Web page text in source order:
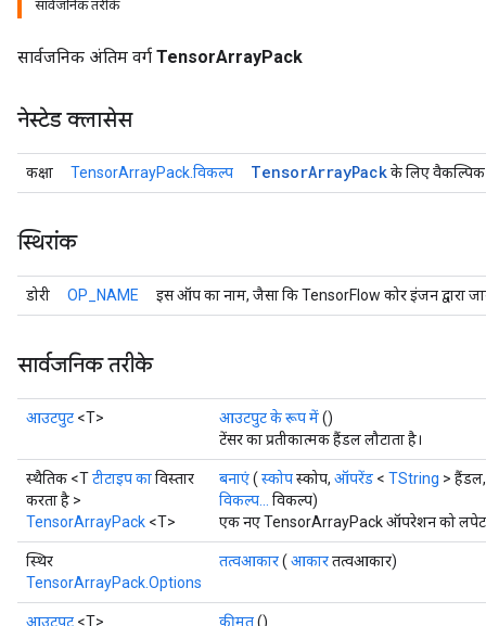
सार्वजनिक तरीके
सार्वजनिक अंतिम वर्ग TensorArrayPack
नेस्टेड क्लासेस
कक्षा TensorArrayPack.विकल्प TensorArrayPackके लिए वैकल्पिक
स्थिरांक
डोरी OP_NAME इस ऑप का नाम, जैसा कि TensorFlow कोर इंजन द्वारा
सार्वजनिक तरीके
आउटपुट <T> आउटपुट के रूप में()
टेंसर का प्रतीकात्मक हैंडल लौटाता है।
स्थैतिक <Tटीटाइप काविस्तार
करता है >
TensorArrayPack <T>
बनाएं( स्कोपस्कोप, ऑपरेंड < TString >
विकल्प...
विकल्प)
एक नए TensorArrayPack ऑपरेशन को
स्थिर
TensorArrayPack.Options
तत्वआकार( आकारतत्वआकार)
आउटपुट <T> कीमत()